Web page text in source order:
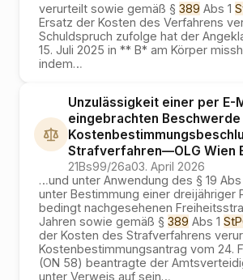
verurteilt sowie gemäß § 389 Abs 1
Ersatz der Kosten des Verfahrens
Schuldspruch zufolge hat der
15. Juli 2025 in ** B* am Körper
indem…
Unzulässigkeit einer per E-
eingebrachten
Strafverfahren—OLG Wien
21Bs99/26a03. April 2026
…und unter Anwendung des § 19
unter Bestimmung einer dreijähriger
bedingt nachgesehenen
Jahren sowie gemäß § 389 Abs 1
der Kosten des Strafverfahrens
Kostenbestimmungsantrag vom 24.
(ON 58) beantragte der
unter Verweis auf sein…